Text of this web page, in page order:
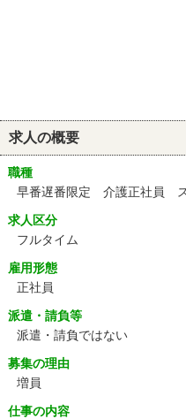
求人の概要
職種
早番遅番限定 介護正社員
求人区分
フルタイム
雇用形態
正社員
派遣・請負等
派遣・請負ではない
募集の理由
増員
仕事の内容